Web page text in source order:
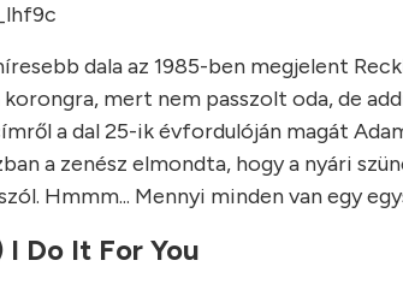
dala az 1985-ben megjelent
mert nem passzolt oda, de
a dal 25-ik évfordulóján magát
a zenész elmondta, hogy a nyári
Hmmm... Mennyi minden van egy
Do It For You